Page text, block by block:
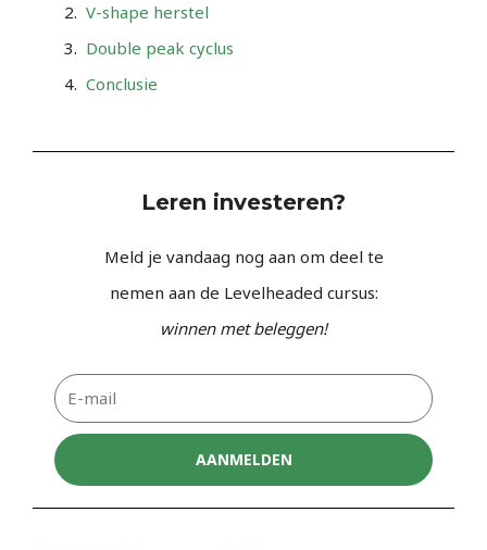
V-shape herstel
Double peak cyclus
Conclusie
Leren investeren?
Meld je vandaag nog aan om deel te
nemen aan de Levelheaded cursus:
winnen met beleggen!
AANMELDEN